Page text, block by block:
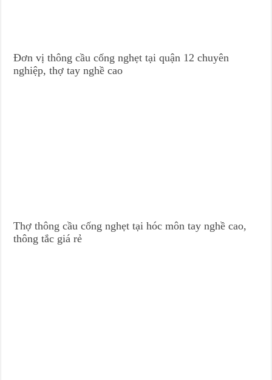
Đơn vị thông cầu cống nghẹt tại quận 12 chuyên
nghiệp, thợ tay nghề cao
Thợ thông cầu cống nghẹt tại hóc môn tay nghề cao,
thông tắc giá rẻ